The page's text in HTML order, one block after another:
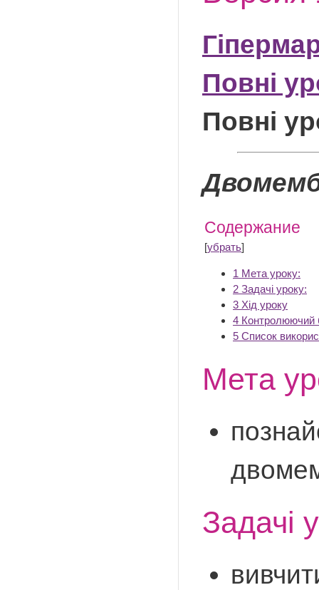
Повні
Повні
Содержание
[убрать]
1 Мета уроку:
2 Задачі уроку:
3 Хід уроку
4 Контролюючий
5 Список
Мета
Задачі